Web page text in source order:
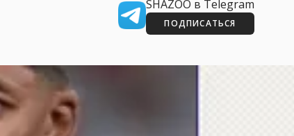
SHAZOO в Telegram
ПОДПИСАТЬСЯ